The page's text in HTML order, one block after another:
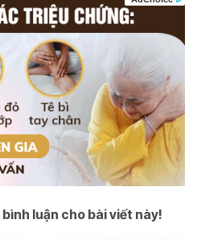
luận cho bài viết này!